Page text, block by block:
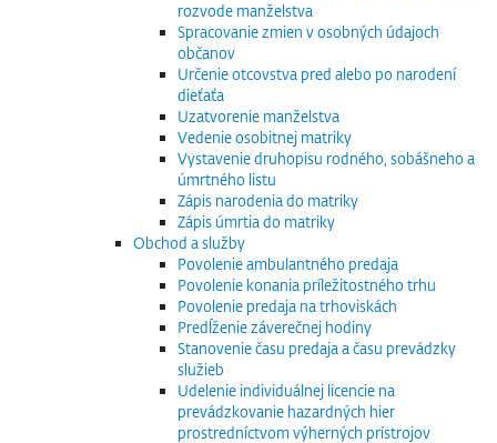
rozvode manželstva
Spracovanie zmien v osobných údajoch
občanov
Určenie otcovstva pred alebo po narodení
dieťaťa
Uzatvorenie manželstva
Vedenie osobitnej matriky
Vystavenie druhopisu rodného, sobášneho a
úmrtného listu
Zápis narodenia do matriky
Zápis úmrtia do matriky
Obchod a služby
Povolenie ambulantného predaja
Povolenie konania príležitostného trhu
Povolenie predaja na trhoviskách
Predĺženie záverečnej hodiny
Stanovenie času predaja a času prevádzky
služieb
Udelenie individuálnej licencie na
prevádzkovanie hazardných hier
prostredníctvom výherných prístrojov